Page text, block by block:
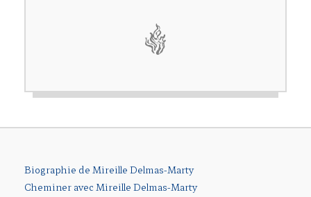
Biographie de Mireille Delmas-Marty
Cheminer avec Mireille Delmas-Marty